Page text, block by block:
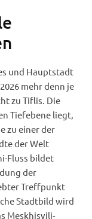
und Hauptstadt
mehr denn je
zu Tiflis. Die
Tiefebene liegt,
zu einer der
der Welt
Fluss bildet
der
Treffpunkt
Stadtbild wird
Meskhisvili-